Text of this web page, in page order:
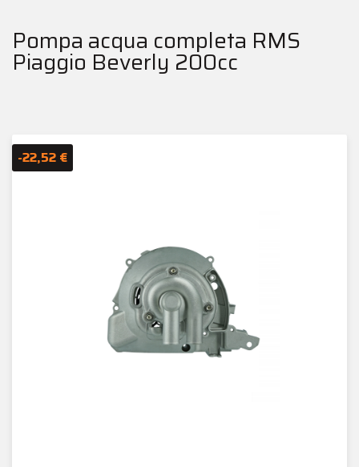
Pompa acqua completa RMS
Piaggio Beverly 200cc
-22,52 €